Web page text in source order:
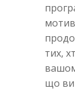
тих,
що ви